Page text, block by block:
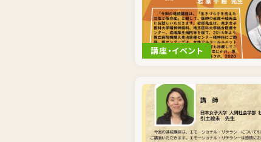
講座・イベント